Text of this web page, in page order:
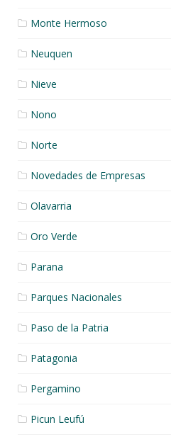
Monte Hermoso
Neuquen
Nieve
Nono
Norte
Novedades de Empresas
Olavarria
Oro Verde
Parana
Parques Nacionales
Paso de la Patria
Patagonia
Pergamino
Picun Leufú